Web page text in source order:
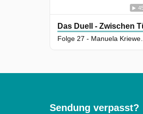
Das Duell - Zwischen
Sendung verpasst?